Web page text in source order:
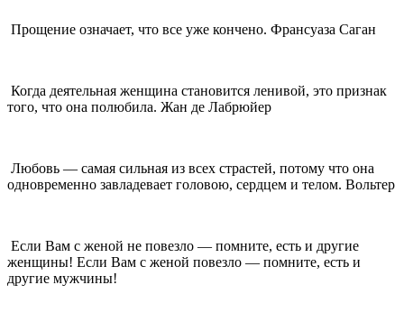
Прощение означает, что все уже кончено. Франсуаза Саган
Когда деятельная женщина становится ленивой, это признак
того, что она полюбила. Жан де Лабрюйер
Любовь — самая сильная из всех страстей, потому что она
одновременно завладевает головою, сердцем и телом. Вольтер
Если Вам с женой не повезло — помните, есть и другие
женщины! Если Вам с женой повезло — помните, есть и
другие мужчины!